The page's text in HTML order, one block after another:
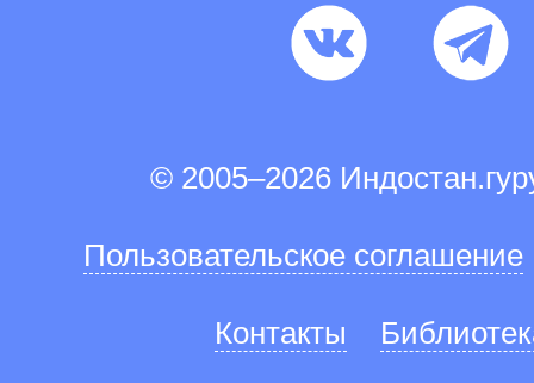
© 2005–2026
Пользовательское соглашение
Контакты